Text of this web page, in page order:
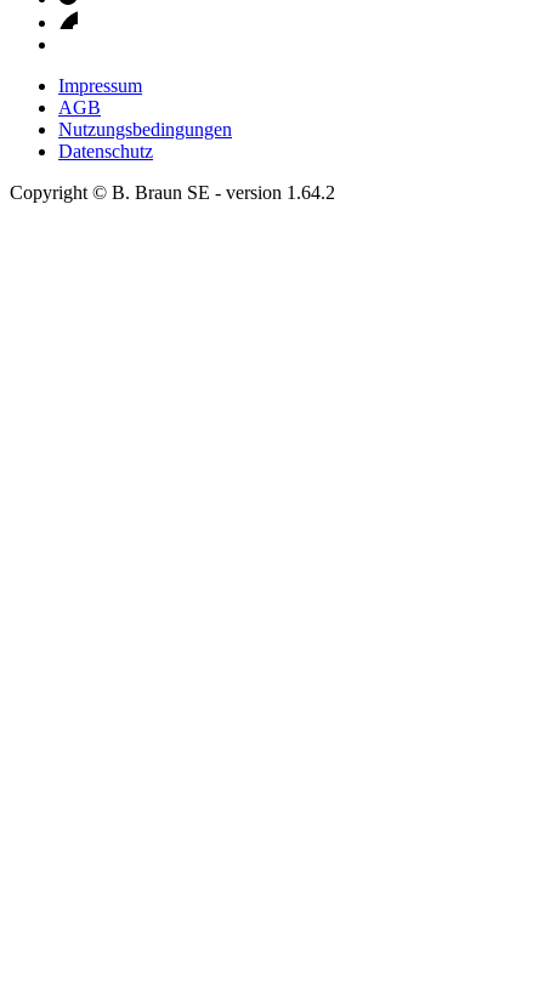
Impressum
AGB
Nutzungsbedingungen
Datenschutz
Copyright © B. Braun SE - version 1.64.2